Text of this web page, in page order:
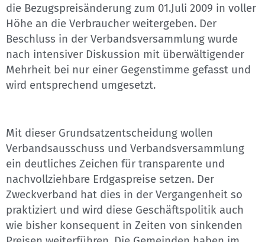
die Bezugspreisänderung zum 01.Juli 2009 in voller
Höhe an die Verbraucher weitergeben. Der
Beschluss in der Verbandsversammlung wurde
nach intensiver Diskussion mit überwältigender
Mehrheit bei nur einer Gegenstimme gefasst und
wird entsprechend umgesetzt.
Mit dieser Grundsatzentscheidung wollen
Verbandsausschuss und Verbandsversammlung
ein deutliches Zeichen für transparente und
nachvollziehbare Erdgaspreise setzen. Der
Zweckverband hat dies in der Vergangenheit so
praktiziert und wird diese Geschäftspolitik auch
wie bisher konsequent in Zeiten von sinkenden